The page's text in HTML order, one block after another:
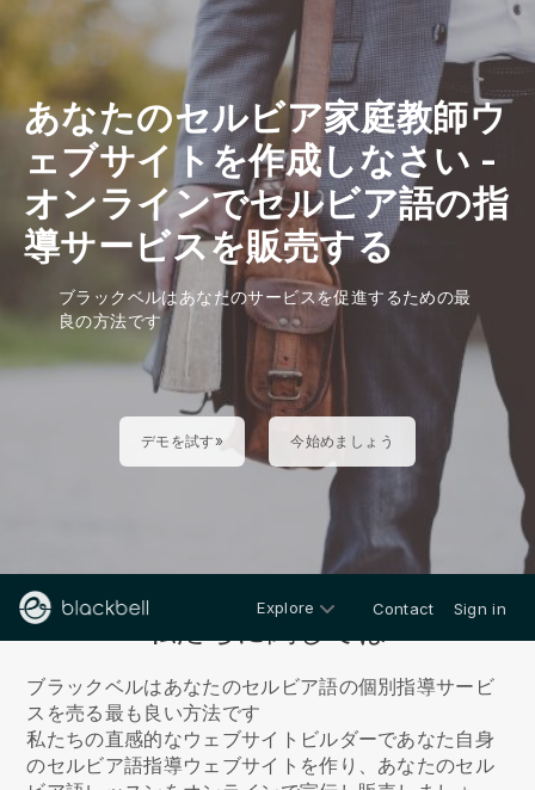
あなたのセルビア家庭教師ウ
ェブサイトを作成しなさい -
オンラインでセルビア語の指
導サービスを販売する
ブラックベルはあなたのサービスを促進するための最
良の方法です
デモを試す» 今始めましょう
Explore Contact Sign in
ブラックベルはあなたのセルビア語の個別指導サービ
スを売る最も良い方法です
私たちの直感的なウェブサイトビルダーであなた自身
のセルビア語指導ウェブサイトを作り、あなたのセル